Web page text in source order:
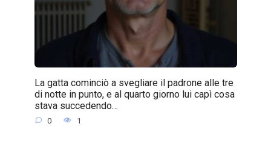
La gatta cominciò a svegliare il padrone alle tre
di notte in punto, e al quarto giorno lui capì cosa
stava succedendo…
0 1